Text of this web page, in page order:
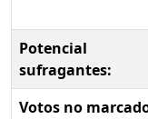
Potencial
sufragantes:
Votos no